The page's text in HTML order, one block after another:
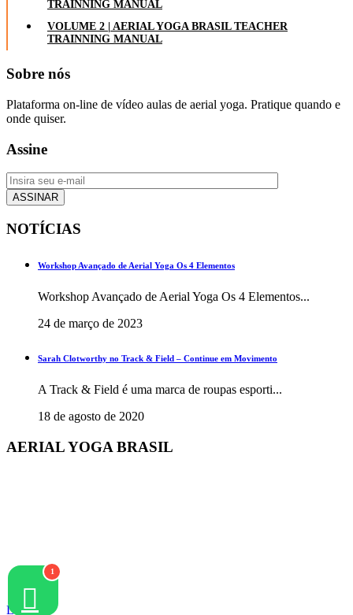
TRAINNING MANUAL
VOLUME 2 | AERIAL YOGA BRASIL TEACHER
TRAINNING MANUAL
Sobre nós
Plataforma on-line de vídeo aulas de aerial yoga. Pratique quando e
onde quiser.
Assine
NOTÍCIAS
Workshop Avançado de Aerial Yoga Os 4 Elementos
Workshop Avançado de Aerial Yoga Os 4 Elementos...
24 de março de 2023
Sarah Clotworthy no Track & Field – Continue em Movimento
A Track & Field é uma marca de roupas esporti...
18 de agosto de 2020
AERIAL YOGA BRASIL
Florianópolis | Brasil
LOGIN